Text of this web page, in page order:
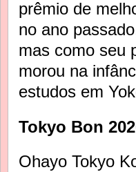
prêmio de
no ano
mas como seu
morou na
estudos em
Tokyo Bon
Ohayo Tokyo